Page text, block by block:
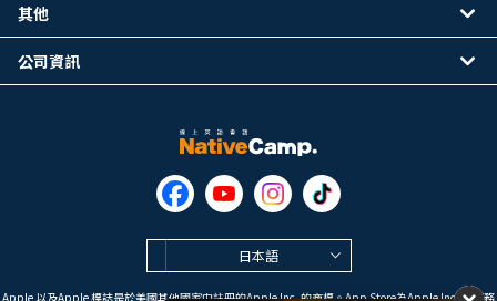
日本語
Apple 以及Apple 標誌是於美國其他國家中註冊的Apple Inc. 的商標。App Store為Apple Inc. 的服務
其他
公司資訊